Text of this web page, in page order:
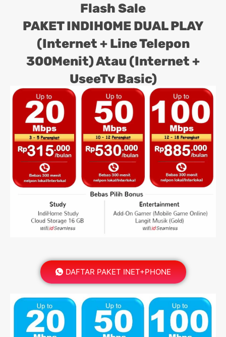
Flash Sale
PAKET INDIHOME DUAL PLAY
(Internet + Line Telepon
300Menit) Atau (Internet +
UseeTv Basic)
DAFTAR PAKET INET+PHONE